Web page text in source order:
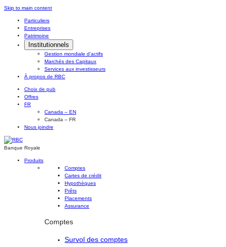
Skip
content
Skip to main content
Particuliers
Entreprises
Patrimoine
Institutionnels
Gestion mondiale d’actifs
Marchés des Capitaux
Services aux investisseurs
À propos de RBC
Choix de pub
Offres
FR
Canada – EN
Canada – FR
Nous joindre
Banque Royale
Produits
Comptes
Cartes de crédit
Hypothèques
Prêts
Placements
Assurance
Comptes
Survol des comptes